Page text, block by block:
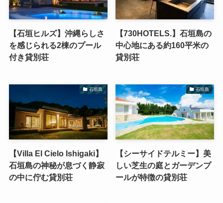
【石垣ヒルズ】沖縄らしさ
を感じられる2棟のプール
付き貸別荘
【730HOTELS.】石垣島の
中心地にある約160平米の
貸別荘
石垣島
【Villa El Cielo Ishigaki】
石垣島の神秘が息づく静寂
の中に佇む貸別荘
石垣島
【シーサイドテルミー】美
しい芝生の庭とガーデンプ
ールが特徴の貸別荘